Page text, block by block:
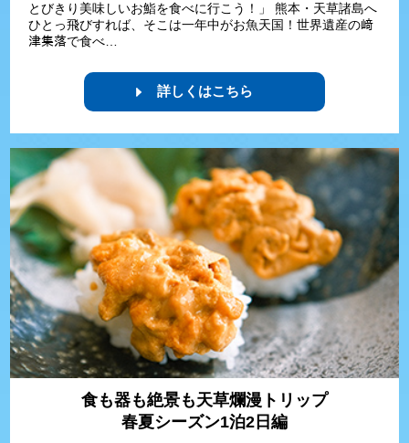
とびきり美味しいお鮨を食べに行こう！」 熊本・天草諸島へ
ひとっ飛びすれば、そこは一年中がお魚天国！世界遺産の﨑
津集落で食べ…
詳しくはこちら
食も器も絶景も天草爛漫トリップ
春夏シーズン1泊2日編